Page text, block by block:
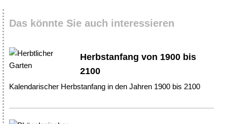
Das könnte Sie auch interessieren
Herbstanfang von 1900 bis
2100
Kalendarischer Herbstanfang in den Jahren 1900 bis 2100